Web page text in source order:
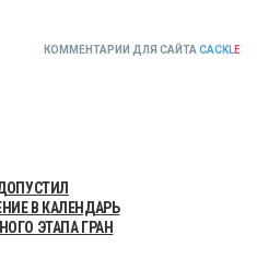
КОММЕНТАРИИ ДЛЯ САЙТАCACKLE
В КАЛЕНДАРЬ
ЭТАПА ГРАН